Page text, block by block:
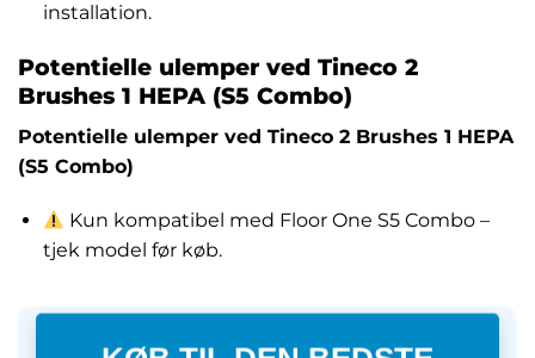
installation.
Potentielle ulemper ved Tineco 2
Brushes 1 HEPA (S5 Combo)
Potentielle ulemper ved Tineco 2 Brushes 1 HEPA
(S5 Combo)
Kun kompatibel med Floor One S5 Combo –
tjek model før køb.